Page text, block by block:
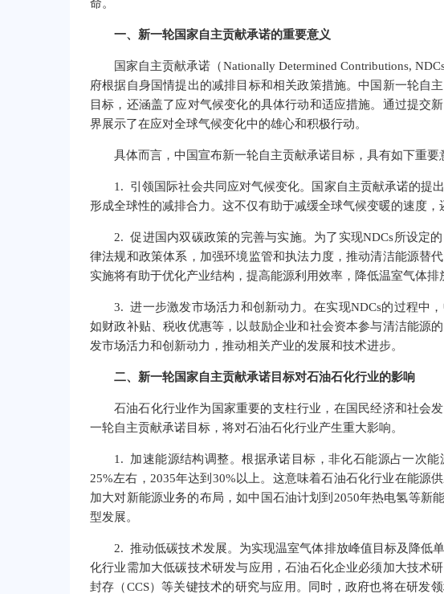
命。
一、新一轮国家自主贡献承诺的重要意义
国家自主贡献承诺（Nationally Determined Contributions,
府根据自身国情提出的减排目标和相关政策措施。中国新一轮自
目标，还涵盖了应对气候变化的具体行动和适应措施。通过提交
界展示了在应对全球气候变化中的雄心和积极行动。
具体而言，中国宣布新一轮自主贡献承诺目标，具有如下重要
1. 引领国际社会共同应对气候变化。国家自主贡献承诺的提
形成全球性的减排合力。这不仅有助于减缓全球气候变暖的速度，
2. 促进国内双碳政策的完善与实施。为了实现NDCs所设定
律法规和政策体系，加强环境监管和执法力度，推动清洁能源替
实施将有助于优化产业结构，提高能源利用效率，降低温室气体排
3. 进一步激发市场活力和创新动力。在实现NDCs的过程中
如财政补贴、税收优惠等，以鼓励企业和社会资本参与清洁能源
发市场活力和创新动力，推动相关产业的发展和技术进步。
二、新一轮国家自主贡献承诺目标对石油石化行业的影响
石油石化行业作为国家重要的支柱行业，在国民经济和社会
一轮自主贡献承诺目标，将对石油石化行业产生重大影响。
1. 加速能源结构调整。根据承诺目标，非化石能源占一次能
25%左右，2035年达到30%以上。这意味着石油石化行业在能源
加大对新能源业务的布局，如中国石油计划到2050年热电氢等新
型发展。
2. 推动低碳技术发展。为实现温室气体排放峰值目标及降低
化行业需加大低碳技术研发与应用，石油石化企业必须加大技术
封存（CCS）等关键技术的研究与应用。同时，政府也将在研发